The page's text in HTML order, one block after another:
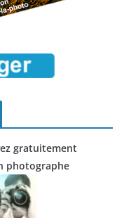
gratuitement
photographe